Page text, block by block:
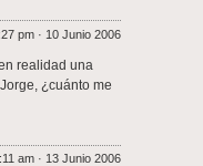
pm · 10 Junio 2006
realidad una
¿cuánto me
am · 13 Junio 2006